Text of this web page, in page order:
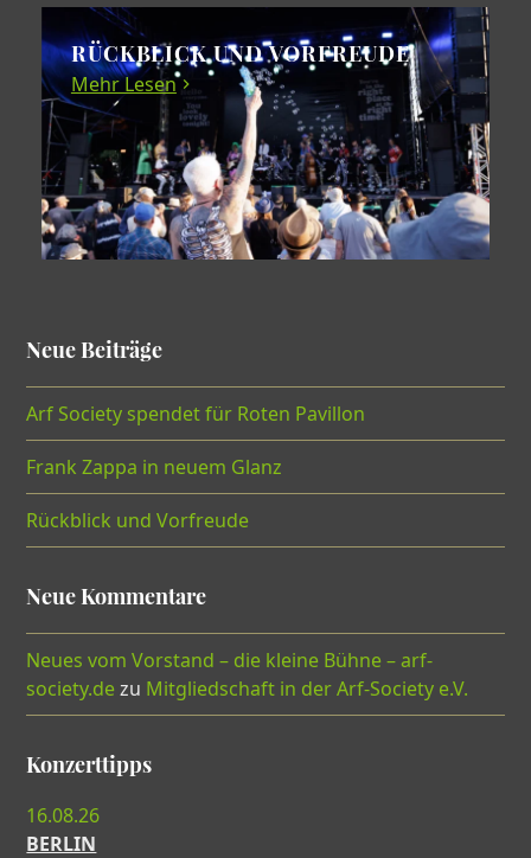
RÜCKBLICK UND VORFREUDE
Mehr Lesen
Neue Beiträge
Arf Society spendet für Roten Pavillon
Frank Zappa in neuem Glanz
Rückblick und Vorfreude
Neue Kommentare
Neues vom Vorstand – die kleine Bühne – arf-
society.dezu Mitgliedschaft in der Arf-Society e.V.
Konzerttipps
16.08.26
BERLIN